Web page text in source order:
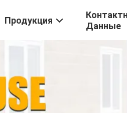
Продукция
Данные